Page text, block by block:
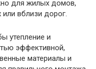
для жилых домов,
вблизи дорог.
утепление и
эффективной,
материалы и